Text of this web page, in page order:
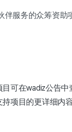
伴服务的众筹资助
可在wadiz公告中
项目的更详细内